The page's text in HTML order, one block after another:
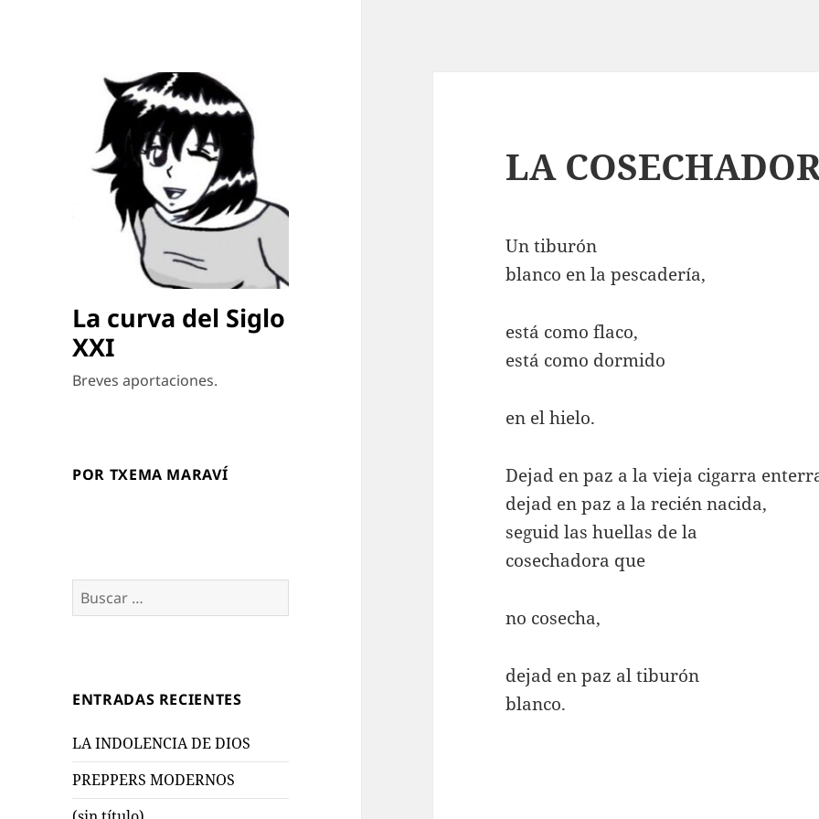
La curva del Siglo
XXI
Breves aportaciones.
POR TXEMA MARAVÍ
Buscar:
ENTRADAS RECIENTES
LA INDOLENCIA DE DIOS
PREPPERS MODERNOS
LA
Un tiburón
blanco en la pescadería,
está como flaco,
está como dormido
en el hielo.
Dejad en paz a la vieja cigarra
dejad en paz a la recién nacida,
seguid las huellas de la
cosechadora que
no cosecha,
dejad en paz al tiburón
blanco.